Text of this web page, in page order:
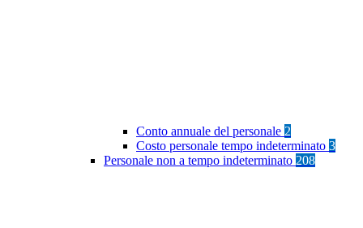
Conto annuale del personale 2
Costo personale tempo indeterminato 3
Personale non a tempo indeterminato 208